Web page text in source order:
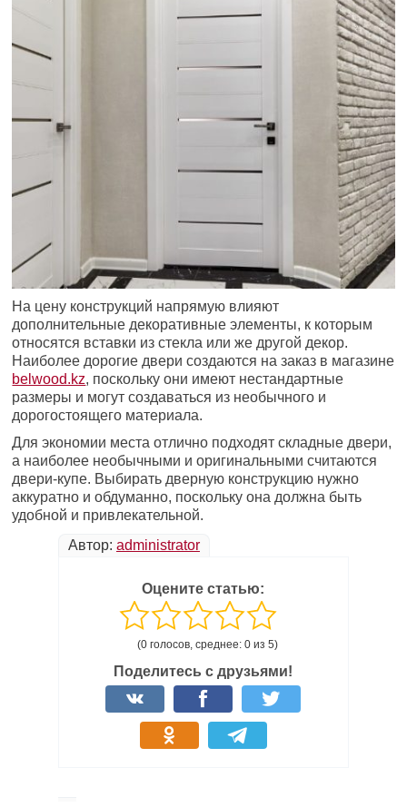
На цену конструкций напрямую влияют
дополнительные декоративные элементы, к которым
относятся вставки из стекла или же другой декор.
Наиболее дорогие двери создаются на заказ в магазине
belwood.kz, поскольку они имеют нестандартные
размеры и могут создаваться из необычного и
дорогостоящего материала.
Для экономии места отлично подходят складные двери,
а наиболее необычными и оригинальными считаются
двери-купе. Выбирать дверную конструкцию нужно
аккуратно и обдуманно, поскольку она должна быть
удобной и привлекательной.
Автор: administrator
Оцените статью:
(0 голосов, среднее: 0 из 5)
Поделитесь с друзьями!